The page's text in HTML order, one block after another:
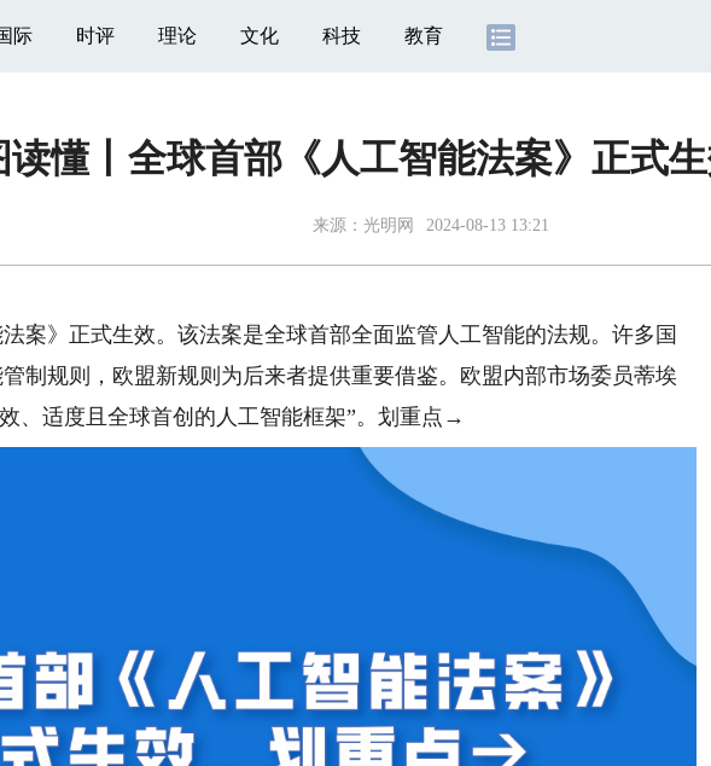
际 时评 理论 文化 科技 教育
读懂丨全球首部《人工智能法案》正式
来源： 光明网 2024-08-13 13:21
》正式生效。该法案是全球首部全面监管人工智能的法规。许多国
制规则，欧盟新规则为后来者提供重要借鉴。欧盟内部市场委员蒂埃
、适度且全球首创的人工智能框架”。划重点→